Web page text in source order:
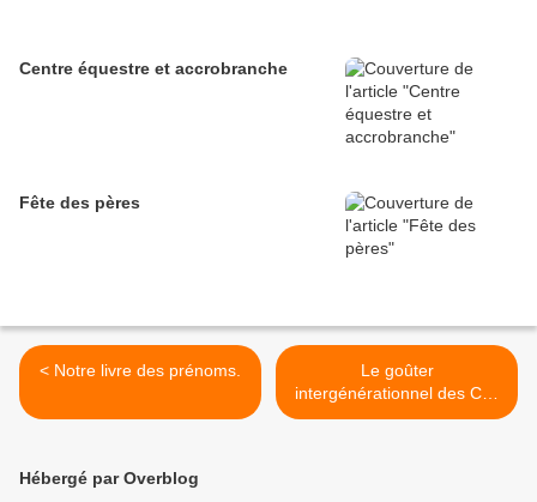
Centre équestre et accrobranche
Fête des pères
< Notre livre des prénoms.
Le goûter
intergénérationnel des CP-
CE2: le chocolat à
Hébergé par Overblog